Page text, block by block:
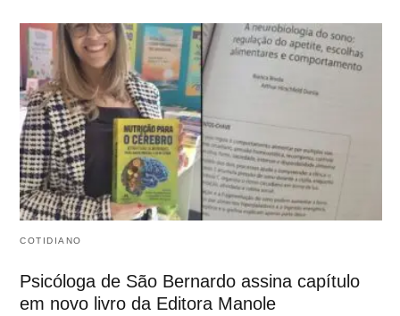
COTIDIANO
Psicóloga de São Bernardo assina capítulo
em novo livro da Editora Manole